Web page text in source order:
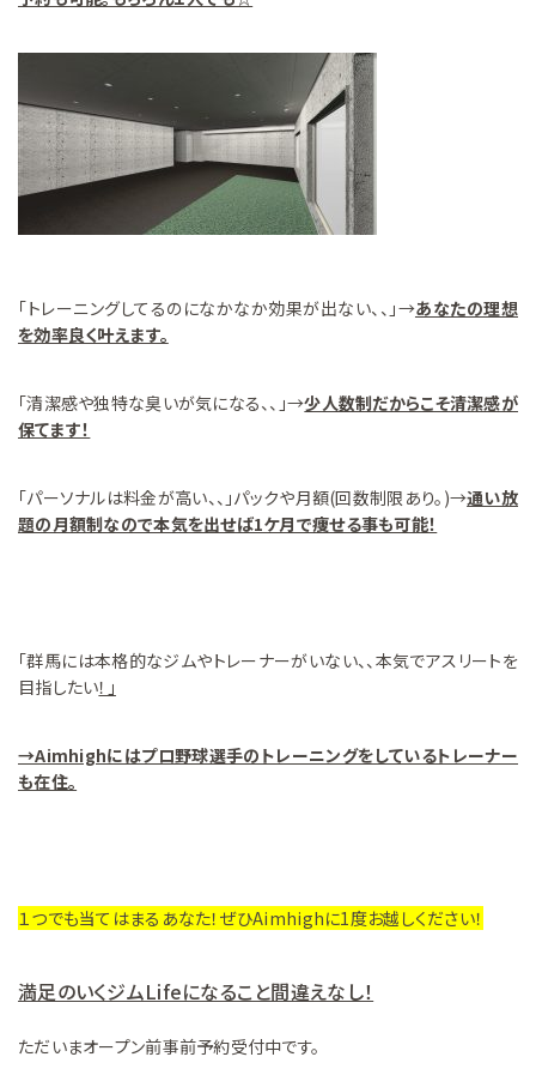
「トレーニングしてるのになかなか効果が出ない、、」→あなたの理想
を効率良く叶えます。
「清潔感や独特な臭いが気になる、、」→少人数制だからこそ清潔感が
保てます！
「パーソナルは料金が高い、、」パックや月額(回数制限あり。)→通い放
題の月額制なので本気を出せば1ケ月で痩せる事も可能！
「群馬には本格的なジムやトレーナーがいない、、本気でアスリートを
目指したい！」
→Aimhighにはプロ野球選手のトレーニングをしているトレーナー
も在住。
１つでも当てはまるあなた！ぜひAimhighに1度お越しください！
満足のいくジムLifeになること間違えなし！
ただいまオープン前事前予約受付中です。